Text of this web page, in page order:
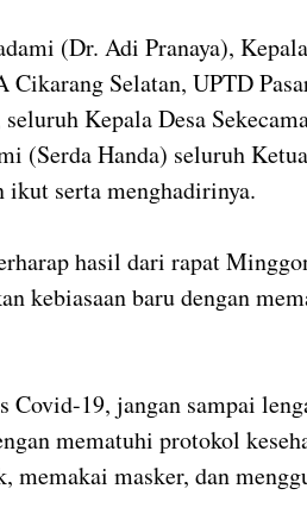
(Dr. Adi Pranaya),
Selatan, UPTD
Kepala Desa
(Serda Handa) seluruh
ikut serta menghadirinya.
hasil dari rapat
kebiasaan baru dengan
19, jangan sampai
mematuhi protokol
memakai masker, dan